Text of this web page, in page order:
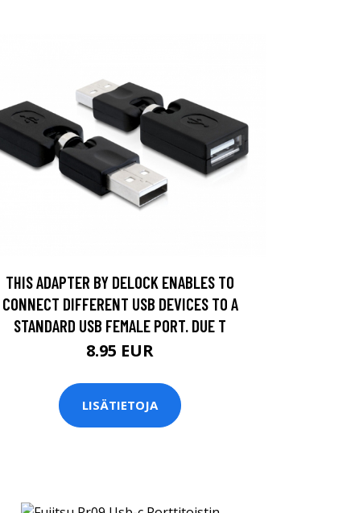
THIS ADAPTER BY DELOCK ENABLES TO
CONNECT DIFFERENT USB DEVICES TO A
STANDARD USB FEMALE PORT. DUE T
8.95 EUR
LISÄTIETOJA